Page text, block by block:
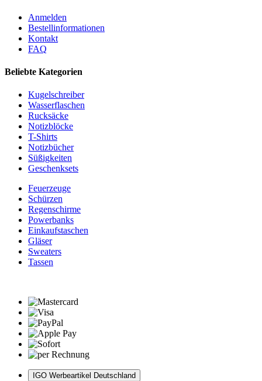
Anmelden
Bestellinformationen
Kontakt
FAQ
Beliebte Kategorien
Kugelschreiber
Wasserflaschen
Rucksäcke
Notizblöcke
T-Shirts
Notizbücher
Süßigkeiten
Geschenksets
Feuerzeuge
Schürzen
Regenschirme
Powerbanks
Einkaufstaschen
Gläser
Sweaters
Tassen
IGO Werbeartikel Deutschland